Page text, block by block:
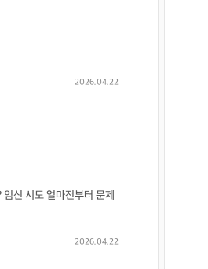
2026.04.22
신 시도 얼마전부터 문제
2026.04.22